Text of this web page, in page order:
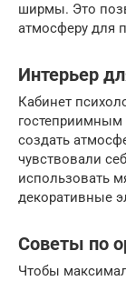
ширмы. Это
атмосферу для
Интерьер
Кабинет
создать
чувствовали
использовать
декоративные
Советы по
Чтобы